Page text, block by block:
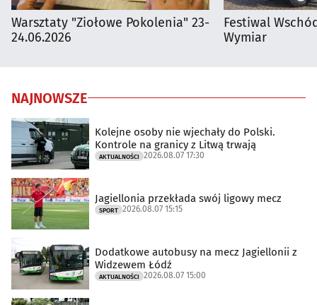
Warsztaty "Ziołowe Pokolenia" 23-
24.06.2026
Festiwal
Wymiar
NAJNOWSZE
Kolejne osoby nie wjechały do Polski.
Kontrole na granicy z Litwą trwają
AKTUALNOŚCI 2026.08.07 17:30
Jagiellonia przekłada swój ligowy mecz
SPORT 2026.08.07 15:15
Dodatkowe autobusy na mecz Jagiellonii z
Widzewem Łódź
AKTUALNOŚCI 2026.08.07 15:00